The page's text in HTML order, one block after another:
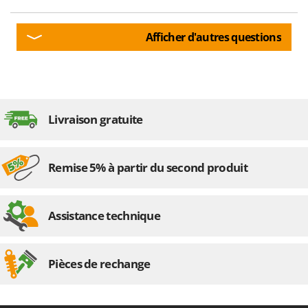
Pétrins à Spirale
Pompes d'irrigation à tracteur
Pompes immergées électriques
Poussoirs à saucisse
Pressoirs à fruits
Francini
G
G3 Ferrari
GeoTech
Gierre
Ginko - MGM
Girmi
Gre
Afficher d'autres questions
Livraison gratuite
Remise 5% à partir du second produit
Assistance technique
Pièces de rechange